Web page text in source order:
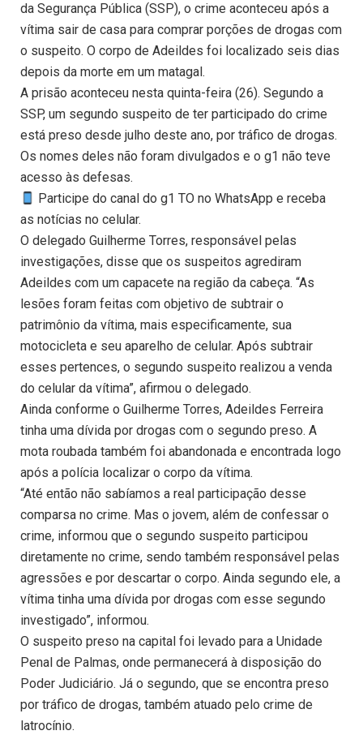
da Segurança Pública (SSP), o crime aconteceu após a
vítima sair de casa para comprar porções de drogas com
o suspeito. O corpo de Adeildes foi localizado seis dias
depois da morte em um matagal.
A prisão aconteceu nesta quinta-feira (26). Segundo a
SSP, um segundo suspeito de ter participado do crime
está preso desde julho deste ano, por tráfico de drogas.
Os nomes deles não foram divulgados e o g1 não teve
acesso às defesas.
Participe do canal do g1 TO no WhatsApp e receba
as notícias no celular.
O delegado Guilherme Torres, responsável pelas
investigações, disse que os suspeitos agrediram
Adeildes com um capacete na região da cabeça. “As
lesões foram feitas com objetivo de subtrair o
patrimônio da vítima, mais especificamente, sua
motocicleta e seu aparelho de celular. Após subtrair
esses pertences, o segundo suspeito realizou a venda
do celular da vítima”, afirmou o delegado.
Ainda conforme o Guilherme Torres, Adeildes Ferreira
tinha uma dívida por drogas com o segundo preso. A
mota roubada também foi abandonada e encontrada logo
após a polícia localizar o corpo da vítima.
“Até então não sabíamos a real participação desse
comparsa no crime. Mas o jovem, além de confessar o
crime, informou que o segundo suspeito participou
diretamente no crime, sendo também responsável pelas
agressões e por descartar o corpo. Ainda segundo ele, a
vítima tinha uma dívida por drogas com esse segundo
investigado”, informou.
O suspeito preso na capital foi levado para a Unidade
Penal de Palmas, onde permanecerá à disposição do
Poder Judiciário. Já o segundo, que se encontra preso
por tráfico de drogas, também atuado pelo crime de
latrocínio.